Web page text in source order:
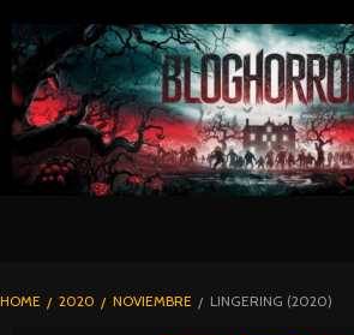
TO
CONTENT
BLOGHORROR
HOME 2020 NOVIEMBRE LINGERING (2020)